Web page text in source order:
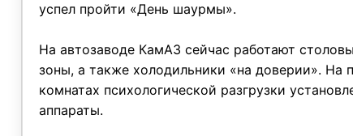
успел пройти «День шаурмы».
На автозаводе КамАЗ сейчас работают
зоны, а также холодильники «на доверии». На
комнатах психологической разгрузки
аппараты.